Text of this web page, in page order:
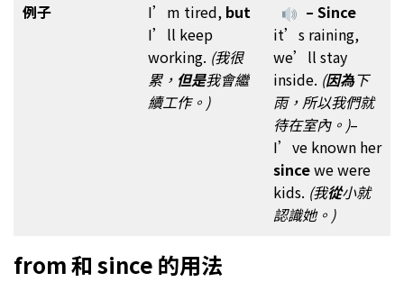
例子
I’m tired, but
I’ll keep
working. (我很
累， 但是我會繼
續工作。)
– Since
it’s raining,
we’ll stay
inside. (因為下
雨，所以我們就
待在室內。)–
I’ve known her
sincewe were
kids. (我從小就
認識她。)
from 和 since 的用法